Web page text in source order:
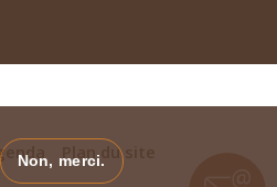
Plan du site
Non, merci.